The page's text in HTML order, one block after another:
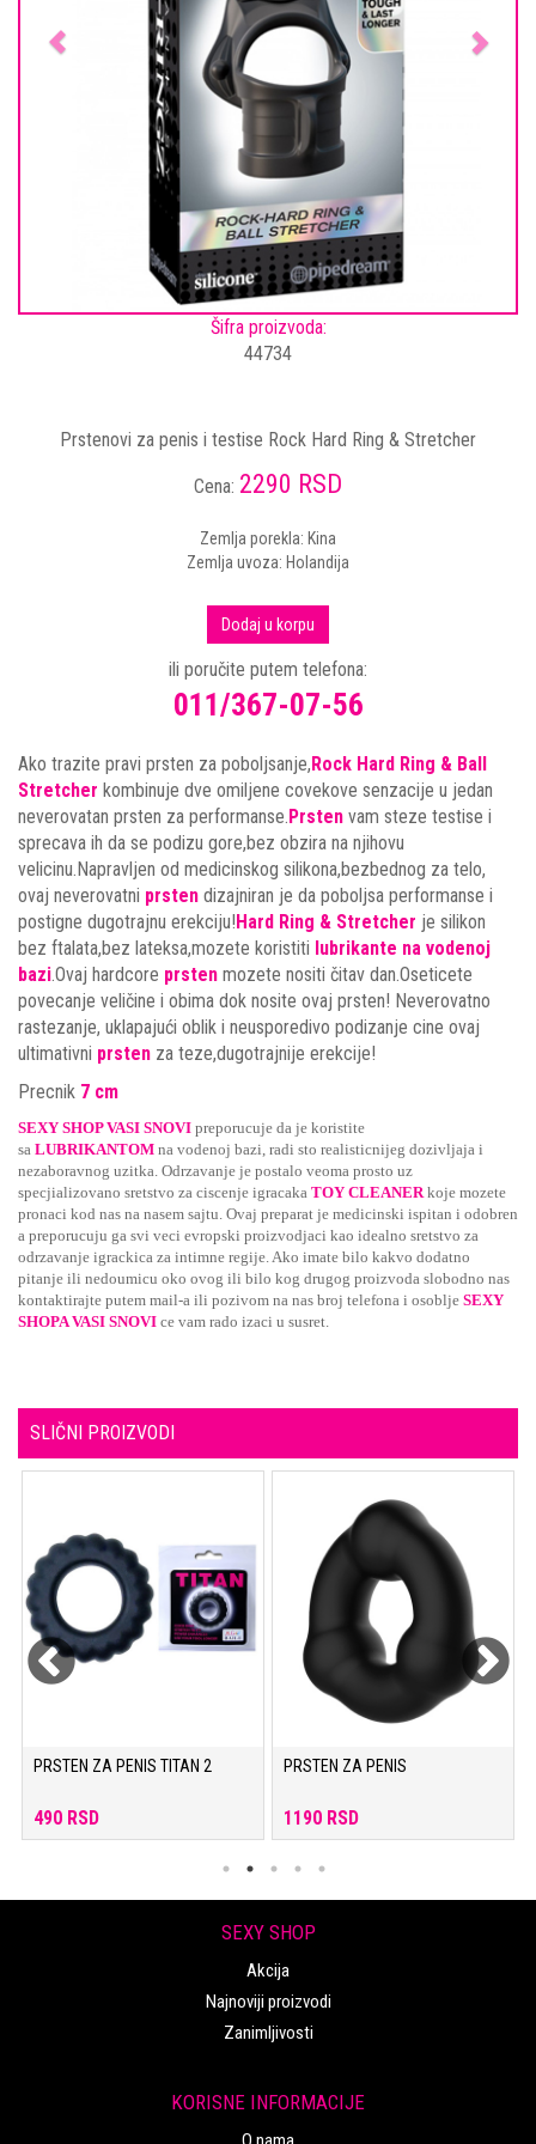
Šifra proizvoda:
44734
Prstenovi za penis i testise Rock Hard Ring & Stretcher
Cena: 2290 RSD
Zemlja porekla: Kina
Zemlja uvoza: Holandija
Dodaj u korpu
ili poručite putem telefona:
011/367-07-56
Ako trazite pravi prsten za poboljsanje,Rock Hard Ring & Ball
Stretcher kombinuje dve omiljene covekove senzacije u jedan
neverovatan prsten za performanse.Prsten vam steze testise i
sprecava ih da se podizu gore,bez obzira na njihovu
velicinu.Napravljen od medicinskog silikona,bezbednog za telo,
ovaj neverovatni prsten dizajniran je da poboljsa performanse i
postigne dugotrajnu erekciju!Hard Ring & Stretcher je silikon
bez ftalata,bez lateksa,mozete koristiti lubrikante na vodenoj
bazi.Ovaj hardcore prsten mozete nositi čitav dan.Oseticete
povecanje veličine i obima dok nosite ovaj prsten! Neverovatno
rastezanje, uklapajući oblik i neusporedivo podizanje cine ovaj
ultimativni prsten za teze,dugotrajnije erekcije!
Precnik 7 cm
SEXY SHOP VASI SNOVI preporucuje da je koristite
sa LUBRIKANTOM na vodenoj bazi, radi sto realisticnijeg dozivljaja i
nezaboravnog uzitka. Odrzavanje je postalo veoma prosto uz
specjializovano sretstvo za ciscenje igracaka TOY CLEANERkoje mozete
pronaci kod nas na nasem sajtu. Ovaj preparat je medicinski ispitan i odobren
a preporucuju ga svi veci evropski proizvodjaci kao idealno sretstvo za
odrzavanje igrackica za intimne regije. Ako imate bilo kakvo dodatno
pitanje ili nedoumicu oko ovog ili bilo kog drugog proizvoda slobodno nas
kontaktirajte putem mail-a ili pozivom na nas broj telefona i osoblje SEXY
SHOPA VASI SNOVI ce vam rado izaci u susret.
SLIČNI PROIZVODI
PRSTEN ZA PENIS TITAN 2
490 RSD
PRSTEN ZA PENIS
1190 RSD
SEXY SHOP
Akcija
Najnoviji proizvodi
Zanimljivosti
KORISNE INFORMACIJE